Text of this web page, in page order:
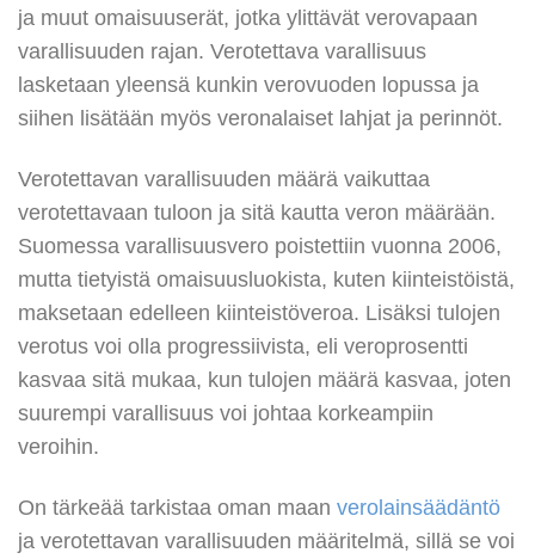
ja muut omaisuuserät, jotka ylittävät verovapaan
varallisuuden rajan. Verotettava varallisuus
lasketaan yleensä kunkin verovuoden lopussa ja
siihen lisätään myös veronalaiset lahjat ja perinnöt.
Verotettavan varallisuuden määrä vaikuttaa
verotettavaan tuloon ja sitä kautta veron määrään.
Suomessa varallisuusvero poistettiin vuonna 2006,
mutta tietyistä omaisuusluokista, kuten kiinteistöistä,
maksetaan edelleen kiinteistöveroa. Lisäksi tulojen
verotus voi olla progressiivista, eli veroprosentti
kasvaa sitä mukaa, kun tulojen määrä kasvaa, joten
suurempi varallisuus voi johtaa korkeampiin
veroihin.
On tärkeää tarkistaa oman maan verolainsäädäntö
ja verotettavan varallisuuden määritelmä, sillä se voi